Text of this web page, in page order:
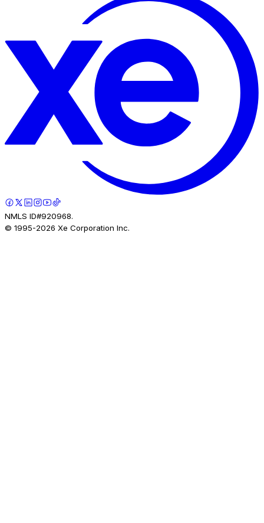
NMLS ID#920968.
© 1995-2026 Xe Corporation Inc.